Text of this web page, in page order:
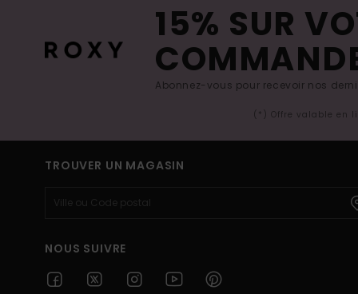
15% SUR
Abonnez-vous pour recevoir nos
(*) Offre valable en
TROUVER UN MAGASIN
NOUS SUIVRE